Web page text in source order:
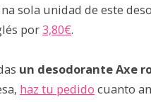
sola unidad de este
por3,80€.
un desodorante Axe
haz tu pedido cuanto